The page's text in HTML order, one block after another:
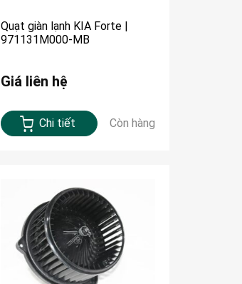
Quạt giàn lạnh KIA Forte |
971131M000-MB
Giá liên hệ
Chi tiết Còn hàng